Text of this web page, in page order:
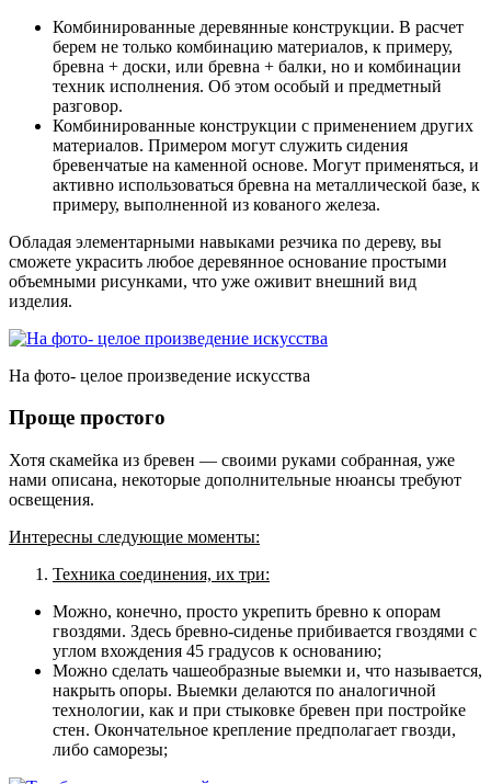
Комбинированные деревянные конструкции. В расчет
берем не только комбинацию материалов, к примеру,
бревна + доски, или бревна + балки, но и комбинации
техник исполнения. Об этом особый и предметный
разговор.
Комбинированные конструкции с применением других
материалов. Примером могут служить сидения
бревенчатые на каменной основе. Могут применяться, и
активно использоваться бревна на металлической базе, к
примеру, выполненной из кованого железа.
Обладая элементарными навыками резчика по дереву, вы
сможете украсить любое деревянное основание простыми
объемными рисунками, что уже оживит внешний вид
изделия.
На фото- целое произведение искусства
Проще простого
Хотя скамейка из бревен — своими руками собранная, уже
нами описана, некоторые дополнительные нюансы требуют
освещения.
Интересны следующие моменты:
Техника соединения, их три:
Можно, конечно, просто укрепить бревно к опорам
гвоздями. Здесь бревно-сиденье прибивается гвоздями с
углом вхождения 45 градусов к основанию;
Можно сделать чашеобразные выемки и, что называется,
накрыть опоры. Выемки делаются по аналогичной
технологии, как и при стыковке бревен при постройке
стен. Окончательное крепление предполагает гвозди,
либо саморезы;